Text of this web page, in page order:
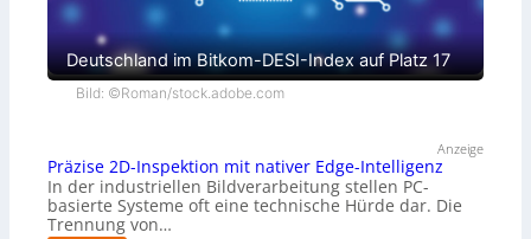
Deutschland im Bitkom-DESI-Index auf Platz 17
Bild: ©Roman/stock.adobe.com
Anzeige
Präzise 2D-Inspektion mit nativer Edge-Intelligenz
In der industriellen Bildverarbeitung stellen PC-
basierte Systeme oft eine technische Hürde dar. Die
Trennung von…